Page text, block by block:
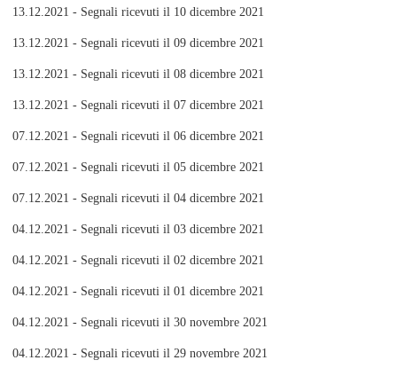
13.12.2021 - Segnali ricevuti il 10 dicembre 2021
13.12.2021 - Segnali ricevuti il 09 dicembre 2021
13.12.2021 - Segnali ricevuti il 08 dicembre 2021
13.12.2021 - Segnali ricevuti il 07 dicembre 2021
07.12.2021 - Segnali ricevuti il 06 dicembre 2021
07.12.2021 - Segnali ricevuti il 05 dicembre 2021
07.12.2021 - Segnali ricevuti il 04 dicembre 2021
04.12.2021 - Segnali ricevuti il 03 dicembre 2021
04.12.2021 - Segnali ricevuti il 02 dicembre 2021
04.12.2021 - Segnali ricevuti il 01 dicembre 2021
04.12.2021 - Segnali ricevuti il 30 novembre 2021
04.12.2021 - Segnali ricevuti il 29 novembre 2021